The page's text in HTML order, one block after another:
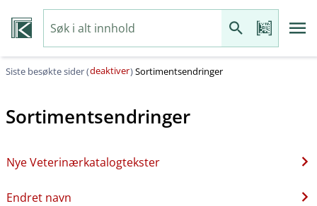
Siste besøkte sider (deaktiver)Sortimentsendringer
Sortimentsendringer
Nye Veterinærkatalogtekster
Endret navn